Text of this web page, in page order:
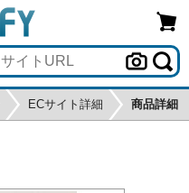
ECサイト詳細 商品詳細